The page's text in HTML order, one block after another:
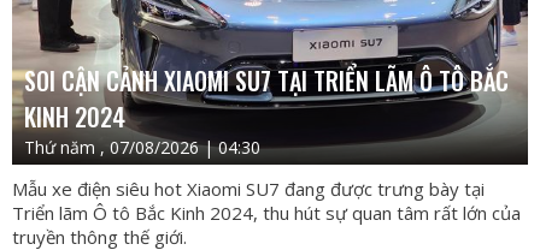
SOI CẬN CẢNH XIAOMI SU7 TẠI TRIỂN LÃM Ô TÔ BẮC
KINH 2024
Thứ năm , 07/08/2026 | 04:30
Mẫu xe điện siêu hot Xiaomi SU7 đang được trưng bày tại
Triển lãm Ô tô Bắc Kinh 2024, thu hút sự quan tâm rất lớn của
truyền thông thế giới.